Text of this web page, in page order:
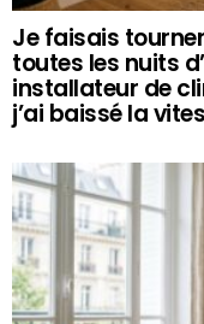
Je faisais
toutes les nuits
installateur de
j’ai baissé la